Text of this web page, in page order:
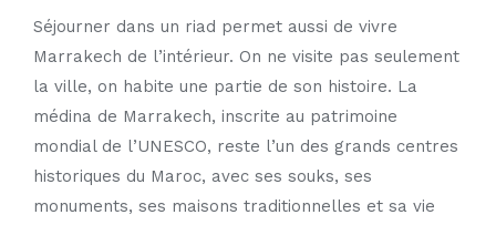
Séjourner dans un riad permet aussi de vivre
Marrakech de l’intérieur. On ne visite pas seulement
la ville, on habite une partie de son histoire. La
médina de Marrakech, inscrite au patrimoine
mondial de l’UNESCO, reste l’un des grands centres
historiques du Maroc, avec ses souks, ses
monuments, ses maisons traditionnelles et sa vie